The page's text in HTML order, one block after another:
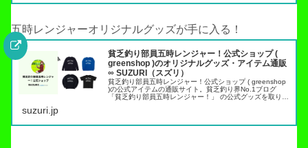
五時レンジャーオリジナルグッズが手に入る！
貧乏釣り部員五時レンジャー！公式ショップ (
greenshop )のオリジナルグッズ・アイテム通販
∞ SUZURI（スズリ）
貧乏釣り部員五時レンジャー！公式ショップ ( greenshop
)の公式アイテムの通販サイト。貧乏釣り界No.1ブログ
「貧乏釣り部員五時レンジャー！」 の公式グッズを取り扱
suzuri.jp